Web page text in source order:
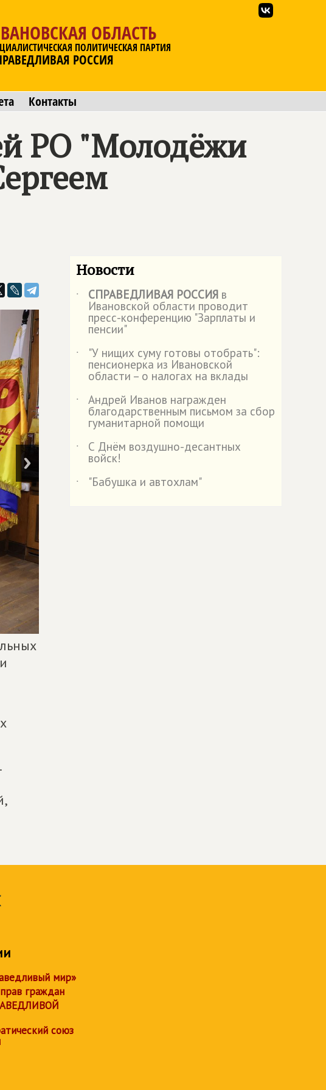
ОБЛАСТЬ
ПОЛИТИЧЕСКАЯ ПАРТИЯ
РОССИЯ
Контакты
РО "Молодёжи
Новости
˙ СПРАВЕДЛИВАЯ РОССИЯ в
Ивановской области проводит
пресс-конференцию "Зарплаты и
пенсии"
˙
"У нищих суму готовы отобрать":
пенсионерка из Ивановской
области – о налогах на вклады
˙
Андрей Иванов награжден
благодарственным письмом за сбор
гуманитарной помощи
˙
С Днём воздушно-десантных
войск!
˙
"Бабушка и автохлам"
мир»
граждан
союз